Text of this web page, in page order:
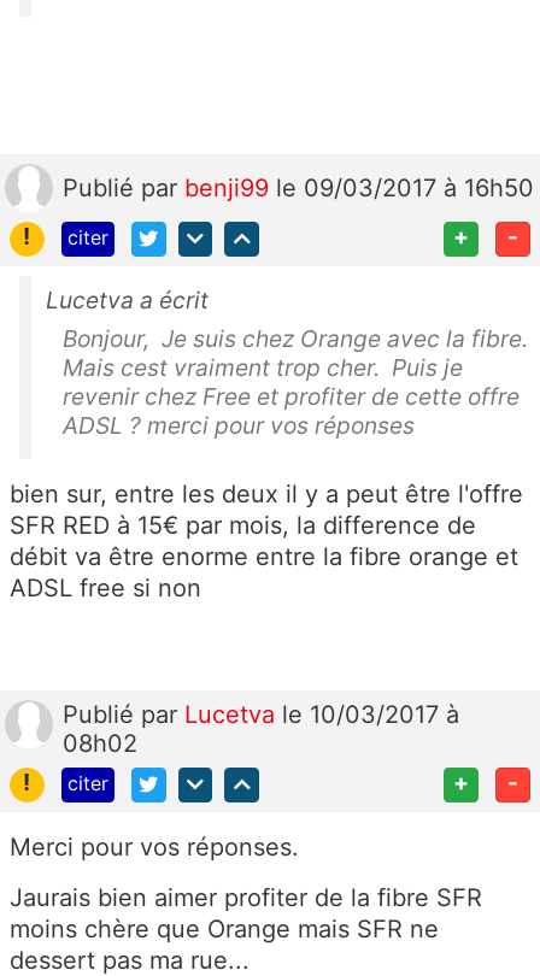
Publié par benji99 le 09/03/2017 à 16h50
!
citer + -
Lucetva a écrit
Bonjour, Je suis chez Orange avec la fibre.
Mais cest vraiment trop cher. Puis je
revenir chez Free et profiter de cette offre
ADSL ? merci pour vos réponses
bien sur, entre les deux il y a peut être l'offre
SFR RED à 15€ par mois, la difference de
débit va être enorme entre la fibre orange et
ADSL free si non
Publié par Lucetva le 10/03/2017 à
08h02
!
citer + -
Merci pour vos réponses.
Jaurais bien aimer profiter de la fibre SFR
moins chère que Orange mais SFR ne
dessert pas ma rue...